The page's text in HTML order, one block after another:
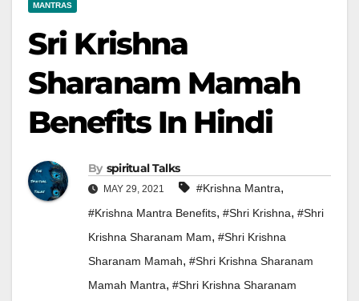
MANTRAS
Sri Krishna
Sharanam Mamah
Benefits In Hindi
By Spiritual Talks
MAY 29, 2021 #krishna Mantra,
#krishna Mantra Benefits, #Shri Krishna, #shri
Krishna Sharanam Mam, #Shri Krishna
Sharanam Mamah, #shri Krishna Sharanam
Mamah Mantra, #shri Krishna Sharanam